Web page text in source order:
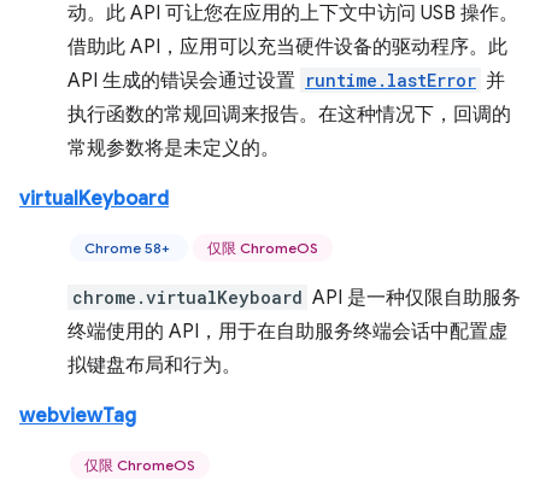
动。此 API 可让您在应用的上下文中访问 USB 操作。
借助此 API，应用可以充当硬件设备的驱动程序。此
API 生成的错误会通过设置 runtime.lastError 并
执行函数的常规回调来报告。在这种情况下，回调的
常规参数将是未定义的。
virtualKeyboard
Chrome 58+ 仅限 ChromeOS
chrome.virtualKeyboard API 是一种仅限自助服务
终端使用的 API，用于在自助服务终端会话中配置虚
拟键盘布局和行为。
webviewTag
仅限 ChromeOS